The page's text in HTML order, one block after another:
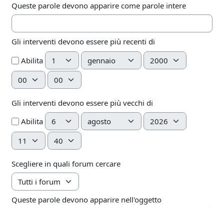
Queste parole devono apparire come parole intere
Gli interventi devono essere più recenti di
Abilita Giorno Mese
Anno
Ora
Minuto
Gli interventi devono essere più vecchi di
Abilita Giorno Mese
Anno
Ora
Minuto
Scegliere in quali forum cercare
Queste parole devono apparire nell'oggetto